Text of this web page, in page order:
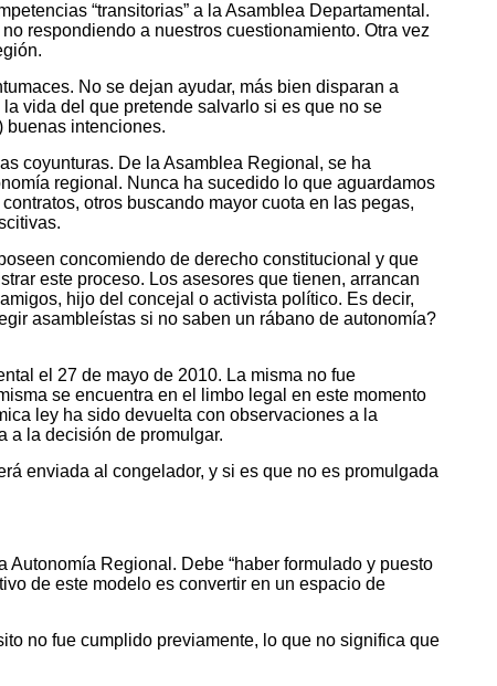
“transitorias” a la Asamblea Departamental.
respondiendo a nuestros cuestionamiento. Otra vez
No se dejan ayudar, más bien disparan a
vida del que pretende salvarlo si es que no se
buenas intenciones.
coyunturas. De la Asamblea Regional, se ha
regional. Nunca ha sucedido lo que aguardamos
otros buscando mayor cuota en las pegas,
concomiendo de derecho constitucional y que
este proceso. Los asesores que tienen, arrancan
hijo del concejal o activista político. Es decir,
asambleístas si no saben un rábano de autonomía?
el 27 de mayo de 2010. La misma no fue
se encuentra en el limbo legal en este momento
ley ha sido devuelta con observaciones a la
a la decisión de promulgar.
enviada al congelador, y si es que no es promulgada
Regional. Debe “haber formulado y puesto
de este modelo es convertir en un espacio de
no fue cumplido previamente, lo que no significa que